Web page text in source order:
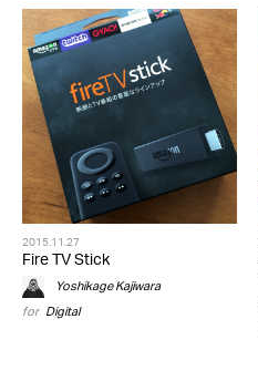
2015.11.27
Fire TV Stick
Yoshikage Kajiwara
for Digital